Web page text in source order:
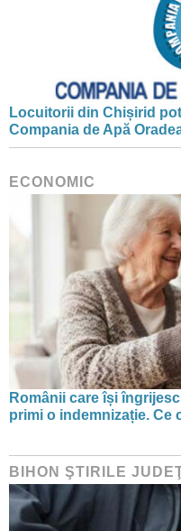
Locuitorii din Chișirid
Compania de Apă
ECONOMIC
Românii care își
primi o indemnizație.
BIHON ŞTIRILE